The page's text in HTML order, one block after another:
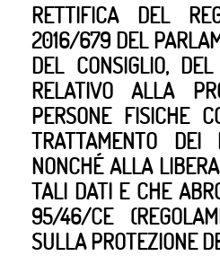
RETTIFICA DEL
2016/679 DEL
DEL CONSIGLIO,
RELATIVO ALLA
PERSONE FISICHE
TRATTAMENTO DEI
NONCHÉ ALLA
TALI DATI E CHE
95/46/CE
SULLA PROTEZIONE